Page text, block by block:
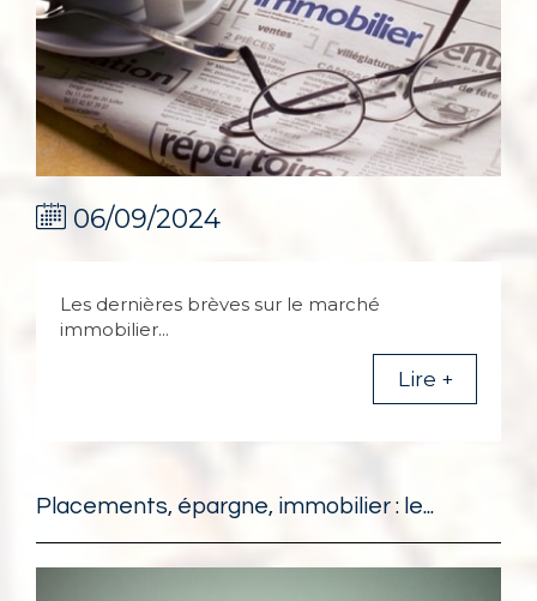
06/09/2024
Les dernières brèves sur le marché
immobilier...
Lire +
Placements, épargne, immobilier : le...